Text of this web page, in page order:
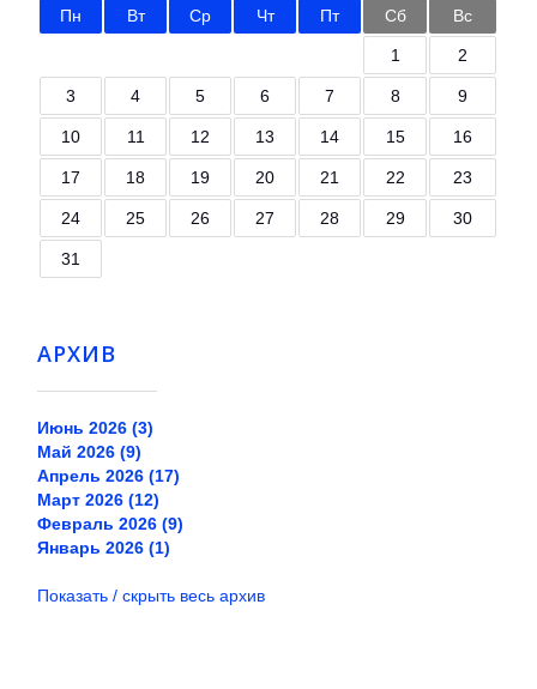
Пн Вт Ср Чт Пт Сб Вс
1 2
3 4 5 6 7 8 9
10 11 12 13 14 15 16
17 18 19 20 21 22 23
24 25 26 27 28 29 30
31
АРХИВ
Июнь 2026 (3)
Май 2026 (9)
Апрель 2026 (17)
Март 2026 (12)
Февраль 2026 (9)
Январь 2026 (1)
Показать / скрыть весь архив